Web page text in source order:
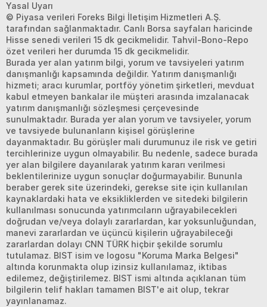
Yasal Uyarı
© Piyasa verileri Foreks Bilgi İletişim Hizmetleri A.Ş.
tarafından sağlanmaktadır. Canlı Borsa sayfaları haricinde
Hisse senedi verileri 15 dk gecikmelidir. Tahvil-Bono-Repo
özet verileri her durumda 15 dk gecikmelidir.
Burada yer alan yatırım bilgi, yorum ve tavsiyeleri yatırım
danışmanlığı kapsamında değildir. Yatırım danışmanlığı
hizmeti; aracı kurumlar, portföy yönetim şirketleri, mevduat
kabul etmeyen bankalar ile müşteri arasında imzalanacak
yatırım danışmanlığı sözleşmesi çerçevesinde
sunulmaktadır. Burada yer alan yorum ve tavsiyeler, yorum
ve tavsiyede bulunanların kişisel görüşlerine
dayanmaktadır. Bu görüşler mali durumunuz ile risk ve getiri
tercihlerinize uygun olmayabilir. Bu nedenle, sadece burada
yer alan bilgilere dayanılarak yatırım kararı verilmesi
beklentilerinize uygun sonuçlar doğurmayabilir. Bununla
beraber gerek site üzerindeki, gerekse site için kullanılan
kaynaklardaki hata ve eksikliklerden ve sitedeki bilgilerin
kullanılması sonucunda yatırımcıların uğrayabilecekleri
doğrudan ve/veya dolaylı zararlardan, kar yoksunluğundan,
manevi zararlardan ve üçüncü kişilerin uğrayabileceği
zararlardan dolayı CNN TÜRK hiçbir şekilde sorumlu
tutulamaz. BIST isim ve logosu "Koruma Marka Belgesi"
altında korunmakta olup izinsiz kullanılamaz, iktibas
edilemez, değiştirilemez. BIST ismi altında açıklanan tüm
bilgilerin telif hakları tamamen BIST'e ait olup, tekrar
yayınlanamaz.